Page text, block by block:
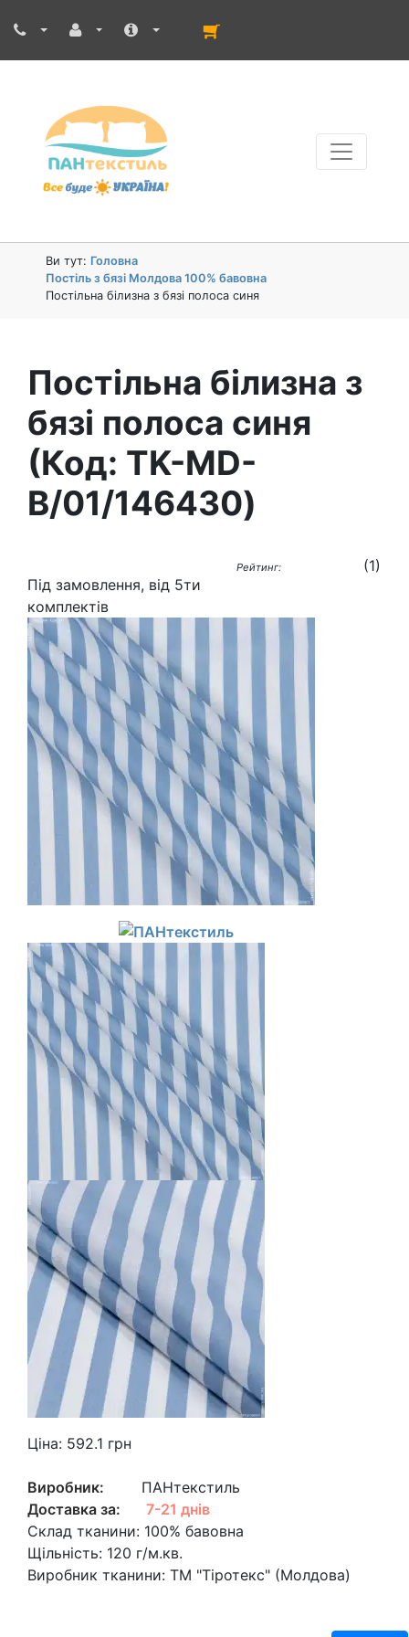
Ви тут: Головна
Постіль з бязі Молдова 100% бавовна
Постільна білизна з бязі полоса синя
Постільна білизна з
бязі полоса синя
(Код: TK-MD-
B/01/146430)
Рейтинг: (1)
Під замовлення, від 5ти
комплектів
Ціна: 592.1 грн
Виробник:
ПАНтекстиль
Доставка за:
7-21 днів
Склад тканини: 100% бавовна
Щільність: 120 г/м.кв.
Виробник тканини: ТМ "Тіротекс" (Молдова)